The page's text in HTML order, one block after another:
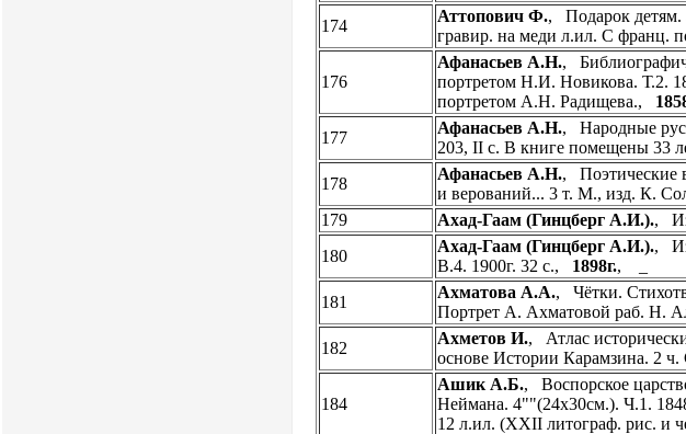
174
Аттопович Ф., Подарок детям.
гравир. на меди л.ил. С франц.
176
Афанасьев А.Н.,
портретом Н.И. Новикова. Т.2.
портретом А.Н. Радищева.,
177
Афанасьев А.Н., Народные
203, II с. В книге помещены 33
178
Афанасьев А.Н., Поэтические
и верований... 3 т. М., изд. К.
179
Ахад-Гаам (Гинцберг А.И.).,
180
Ахад-Гаам (Гинцберг А.И.).,
В.4. 1900г. 32 с., 1898г., _
181
Ахматова А.А., Чётки.
Портрет А. Ахматовой раб. Н.
182
Ахметов И., Атлас
основе Истории Карамзина. 2
184
Ашик А.Б., Воспорское
Неймана. 4""(24х30см.). Ч.1.
12 л.ил. (XXII литограф. рис. и